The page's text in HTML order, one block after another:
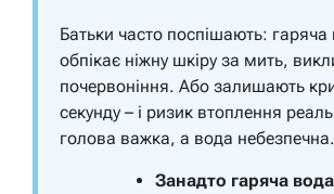
Батьки часто поспішають: гаряча
обпікає ніжну шкіру за мить,
почервоніння. Або залишають
секунду – і ризик втоплення
голова важка, а вода небезпечна.
Занадто гаряча вода